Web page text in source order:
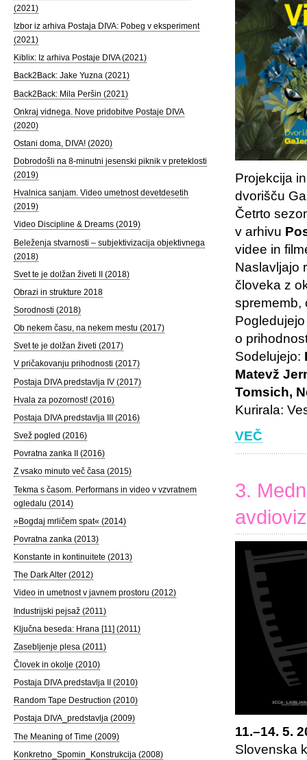
Projekcija
dvorišču
Četrto
v arhivu
videe in
Naslavljajo
človeka z
sprememb,
o
Sodelujejo:
Matevž
Tomsich,
Kurirala:
VEČ
3.
11.–14. 5.
Slovenska
(2021)
Izbor iz arhiva Postaja DIVA: Pobeg v eksperiment
(2021)
Kiblix: Iz arhiva Postaje DIVA (2021)
Back2Back: Jake Yuzna (2021)
Back2Back: Mila Peršin (2021)
Onkraj vidnega. Nove pridobitve Postaje DIVA
(2020)
Ostani doma, DIVA! (2020)
Dobrodošli na 8-minutni jesenski piknik v preteklosti
(2019)
Hvalnica sanjam. Video umetnost devetdesetih
(2019)
Video Discipline & Dreams (2019)
Beleženja stvarnosti – subjektivizacija objektivnega
(2018)
Svet te je dolžan živeti II (2018)
Obrazi in strukture 2018
Sorodnosti (2018)
Ob nekem času, na nekem mestu (2017)
Svet te je dolžan živeti (2017)
V pričakovanju prihodnosti (2017)
Postaja DIVA predstavlja IV (2017)
Hvala za pozornost! (2016)
Postaja DIVA predstavlja III (2016)
Svež pogled (2016)
Povratna zanka II (2016)
Z vsako minuto več časa (2015)
Tekma s časom. Performans in video v vzvratnem
ogledalu (2014)
»Bogdaj mrličem spat« (2014)
Povratna zanka (2013)
Konstante in kontinuitete (2013)
The Dark Alter (2012)
Video in umetnost v javnem prostoru (2012)
Industrijski pejsaž (2011)
Ključna beseda: Hrana [11] (2011)
Zasebljenje plesa (2011)
Človek in okolje (2010)
Postaja DIVA predstavlja II (2010)
Random Tape Destruction (2010)
Postaja DIVA_predstavlja (2009)
The Meaning of Time (2009)
Konkretno_Spomin_Konstrukcija (2008)